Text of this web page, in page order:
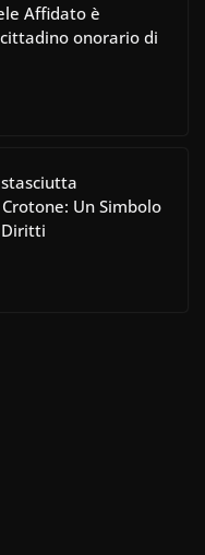
Affidato è
onorario di
Un Simbolo